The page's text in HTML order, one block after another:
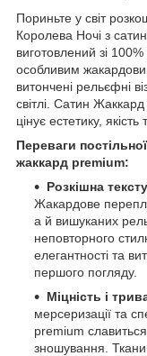
Пориньте у світ
Королева Ночі з
виготовлений зі
особливим
витончені рельєфні
світлі. Сатин
цінує естетику, якість
Переваги
жаккард premium:
Розкішна
Жакардове
а й вишуканих
неповторного
елегантності та
першого погляду.
Міцність і
мерсеризації та
premium
зношування.